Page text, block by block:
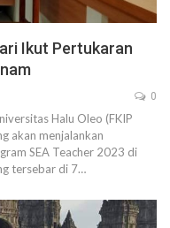
Ikut Pertukaran
0
Halu Oleo (FKIP
akan menjalankan
SEA Teacher 2023 di
tersebar di 7…